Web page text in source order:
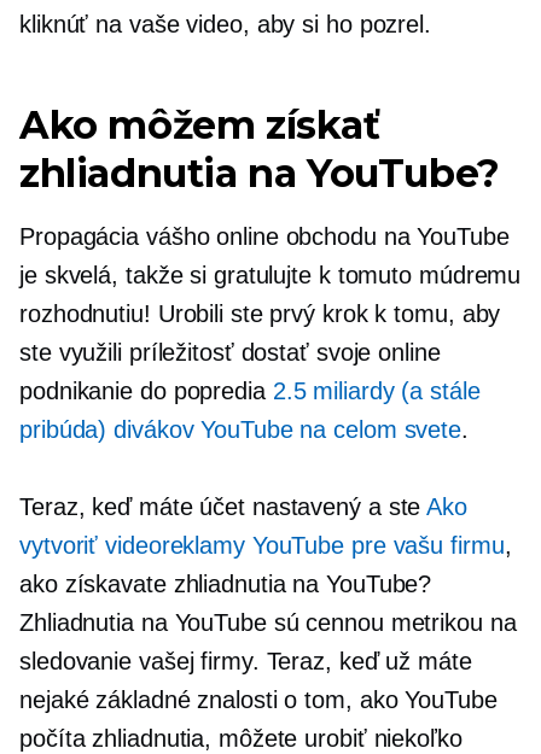
kliknúť na vaše video, aby si ho pozrel.
Ako môžem získať
zhliadnutia na YouTube?
Propagácia vášho online obchodu na YouTube
je skvelá, takže si gratulujte k tomuto múdremu
rozhodnutiu! Urobili ste prvý krok k tomu, aby
ste využili príležitosť dostať svoje online
podnikanie do popredia 2.5 miliardy (a stále
pribúda) divákov YouTube na celom svete.
Teraz, keď máte účet nastavený a steAko
vytvoriť videoreklamy YouTube pre vašu firmu,
ako získavate zhliadnutia na YouTube?
Zhliadnutia na YouTube sú cennou metrikou na
sledovanie vašej firmy. Teraz, keď už máte
nejaké základné znalosti o tom, ako YouTube
počíta zhliadnutia, môžete urobiť niekoľko